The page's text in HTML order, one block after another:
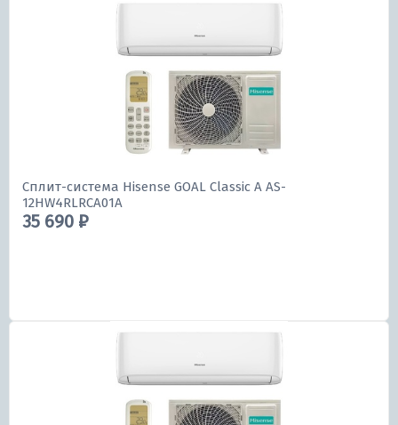
Сплит-система Hisense GOAL Classic A AS-
12HW4RLRCA01A
35 690 ₽